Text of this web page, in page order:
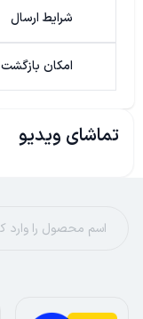
شرایط ارسال
امکان بازگشت
تماشای ویدیو